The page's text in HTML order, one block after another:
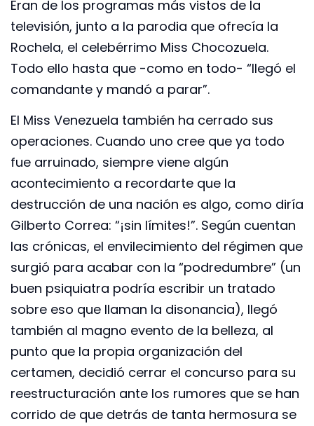
Eran de los programas más vistos de la
televisión, junto a la parodia que ofrecía la
Rochela, el celebérrimo Miss Chocozuela.
Todo ello hasta que -como en todo- “llegó el
comandante y mandó a parar”.
El Miss Venezuela también ha cerrado sus
operaciones. Cuando uno cree que ya todo
fue arruinado, siempre viene algún
acontecimiento a recordarte que la
destrucción de una nación es algo, como diría
Gilberto Correa: “¡sin límites!”. Según cuentan
las crónicas, el envilecimiento del régimen que
surgió para acabar con la “podredumbre” (un
buen psiquiatra podría escribir un tratado
sobre eso que llaman la disonancia), llegó
también al magno evento de la belleza, al
punto que la propia organización del
certamen, decidió cerrar el concurso para su
reestructuración ante los rumores que se han
corrido de que detrás de tanta hermosura se